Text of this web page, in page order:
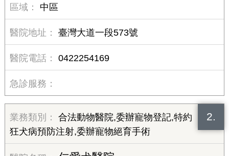
中區
臺灣大道一段573號
0422254169
2.
合法動物醫院,委辦寵物登記,特約
狂犬病預防注射,委辦寵物絕育手術